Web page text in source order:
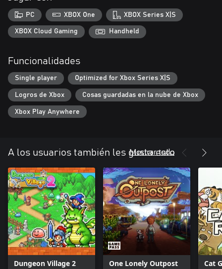
PC XBOX One XBOX Series X|S
XBOX Cloud Gaming Handheld
Funcionalidades
Single player Optimized for Xbox Series X|S
Logros de Xbox Cosas guardadas en la nube de Xbox
Xbox Play Anywhere
A los usuarios también les gusta esto
Mostrar todo
Dungeon Village 2 One Lonely Outpost Cat